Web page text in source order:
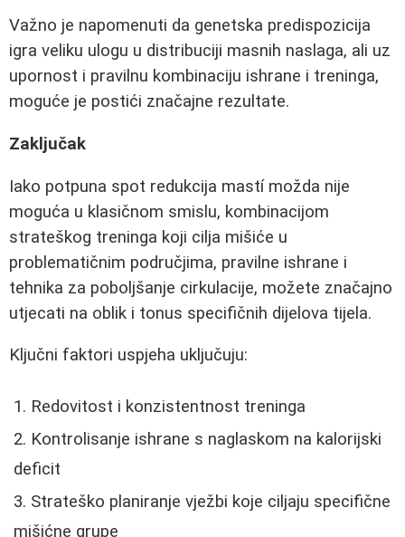
Važno je napomenuti da genetska predispozicija
igra veliku ulogu u distribuciji masnih naslaga, ali uz
upornost i pravilnu kombinaciju ishrane i treninga,
moguće je postići značajne rezultate.
Zaključak
Iako potpuna spot redukcija mastí možda nije
moguća u klasičnom smislu, kombinacijom
strateškog treninga koji cilja mišiće u
problematičnim područjima, pravilne ishrane i
tehnika za poboljšanje cirkulacije, možete značajno
utjecati na oblik i tonus specifičnih dijelova tijela.
Ključni faktori uspjeha uključuju:
Redovitost i konzistentnost treninga
Kontrolisanje ishrane s naglaskom na kalorijski
deficit
Strateško planiranje vježbi koje ciljaju specifične
mišićne grupe